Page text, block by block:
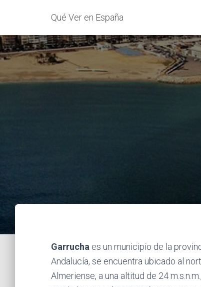
Qué Ver en España
Garrucha es un municipio de la
Andalucía, se encuentra ubicado al
Almeriense, a una altitud de 24